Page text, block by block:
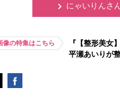
にゃいりんさ
像の特集はこちら
『【整形美女
平瀬あいりが